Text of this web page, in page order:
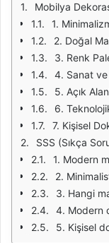
Mobilya
1.
2. Doğal
3. Renk
4. Sanat
5. Açık
6.
7. Kişisel
SSS (Sıkça
1. Modern
2.
3. Hangi
4. Modern
5. Kişisel